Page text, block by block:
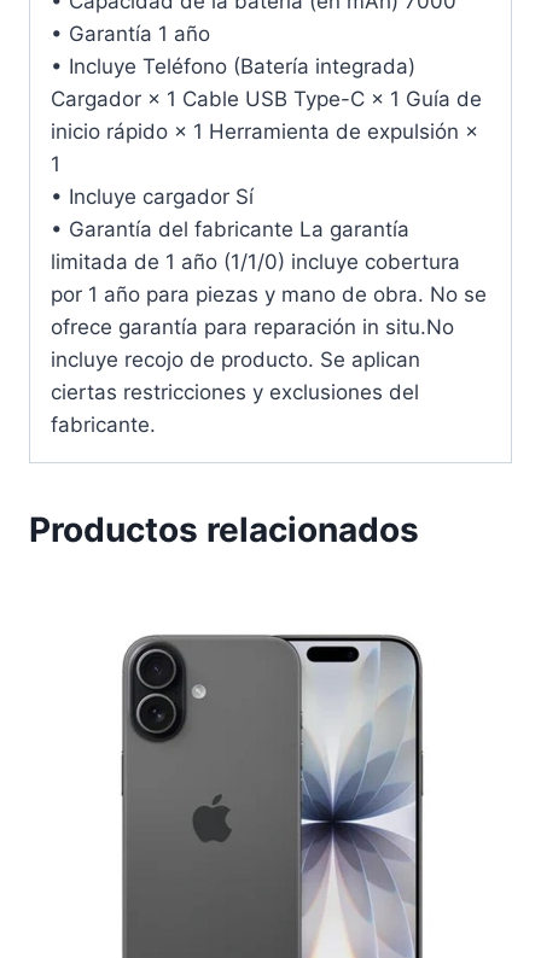
• Garantía 1 año
• Incluye Teléfono (Batería integrada)
Cargador × 1 Cable USB Type-C × 1 Guía de
inicio rápido × 1 Herramienta de expulsión ×
1
• Incluye cargador Sí
• Garantía del fabricante La garantía
limitada de 1 año (1/1/0) incluye cobertura
por 1 año para piezas y mano de obra. No se
ofrece garantía para reparación in situ.No
incluye recojo de producto. Se aplican
ciertas restricciones y exclusiones del
fabricante.
Productos relacionados